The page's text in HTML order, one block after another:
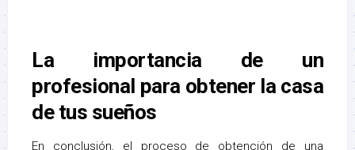
La importancia de un
profesional para obtener la casa
de tus sueños
En conclusión, el proceso de obtención de una